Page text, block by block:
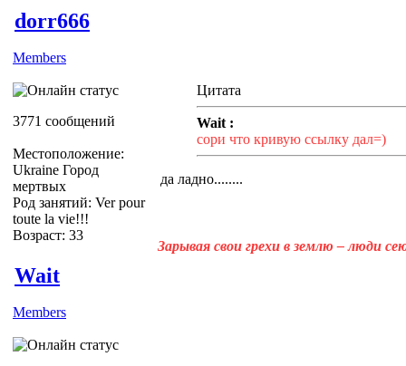
dorr666
Members
3771 сообщений
Местоположение:
Ukraine Город
мертвых
Род занятий: Ver pour
toute la vie!!!
Возраст: 33
Цитата
Wait :
сори что кривую ссылку дал=)
да ладно........
Зарывая свои грехи в землю – люди
Wait
Members